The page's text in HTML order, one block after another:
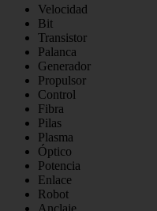
Velocidad
Bit
Transistor
Palanca
Generador
Propulsor
Control
Fibra
Pilas
Plasma
Óptico
Potencia
Enlace
Robot
Anclaje